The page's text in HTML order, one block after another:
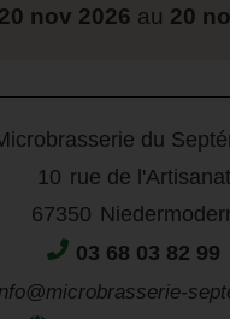
20 nov 2026 au 20
du
10 rue de l'Artisanat
67350
03 68 03 82 99